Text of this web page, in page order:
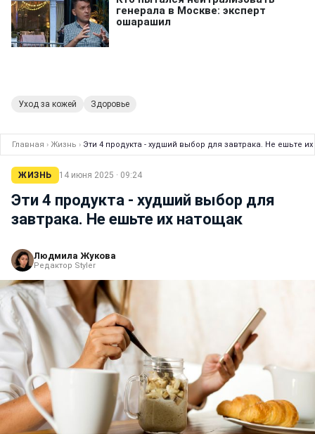
Уход за кожей Здоровье
Главная › Жизнь › Эти 4 продукта - худший выбор для завтрака. Не ешьте
ЖИЗНЬ 14 июня 2025 · 09:24
Эти 4 продукта - худший выбор для
завтрака. Не ешьте их натощак
Людмила Жукова
Редактор Styler